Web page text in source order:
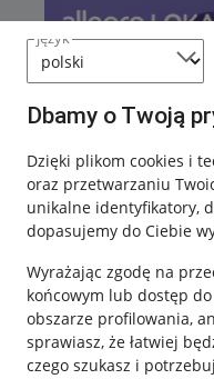
język
Dbamy o Twoją
Dzięki plikom cookies i
oraz przetwarzaniu
unikalne identyfikatory,
dopasujemy do Ciebie
Wyrażając zgodę na
końcowym lub dostęp
obszarze profilowania,
sprawiasz, że łatwiej
czego szukasz i
Nawigacja